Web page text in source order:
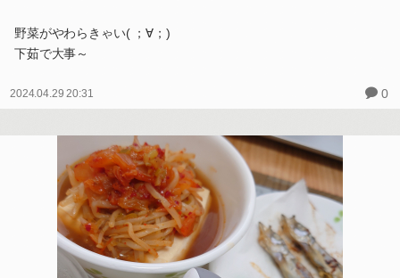
野菜がやわらきゃい( ；∀；)
下茹で大事～
2024.04.29 20:31 0